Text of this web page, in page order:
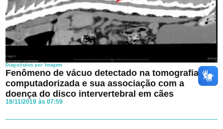
Diagnóstico por Imagem
Fenômeno de vácuo detectado na tomografia
computadorizada e sua associação com a
doença do disco intervertebral em cães
18/11/2019 às 07:59